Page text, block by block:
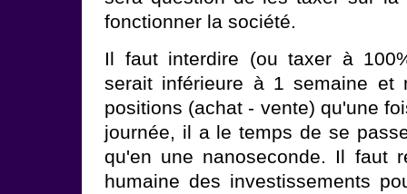
fonctionner la société.
Il faut interdire (ou taxer à
serait inférieure à 1 semaine et
positions (achat - vente) qu'une
journée, il a le temps de se
qu'en une nanoseconde. Il faut
humaine des investissements